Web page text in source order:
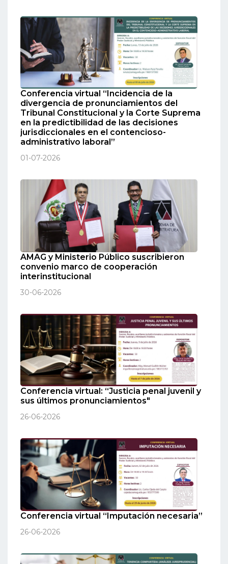
Conferencia virtual “Incidencia de la
divergencia de pronunciamientos del
Tribunal Constitucional y la Corte Suprema
en la predictibilidad de las decisiones
jurisdiccionales en el contencioso-
administrativo laboral”
01-07-2026
AMAG y Ministerio Público suscribieron
convenio marco de cooperación
interinstitucional
30-06-2026
Conferencia virtual: “Justicia penal juvenil y
sus últimos pronunciamientos"
26-06-2026
Conferencia virtual “Imputación necesaria”
26-06-2026